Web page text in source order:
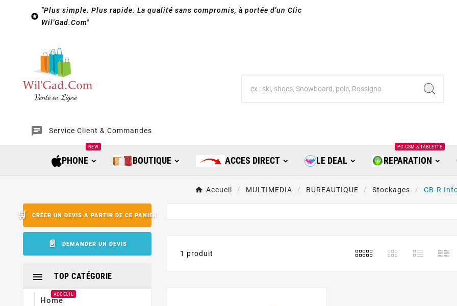

"Plus simple. Plus rapide. La qualité sans compromis, à portée d'un Clic
Wil'Gad.Com"
chat Service Client & Commandes
PHONE
NEW
BOUTIQUE ACCES DIRECT LE DEAL REPARATION
PC GSM & TABLETTE
Accueil MULTIMEDIA BUREAUTIQUE Stockages CB-R
CRÉER UN DEVIS À PARTIR DE CE PANIER
DEMANDER UN DEVIS
TOP CATÉGORIE

Home
ACCEUIL
1 produit